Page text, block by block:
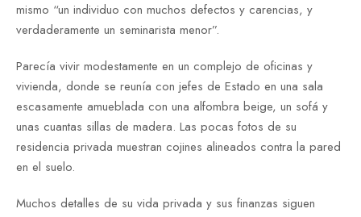
mismo “un individuo con muchos defectos y carencias, y
verdaderamente un seminarista menor”.
Parecía vivir modestamente en un complejo de oficinas y
vivienda, donde se reunía con jefes de Estado en una sala
escasamente amueblada con una alfombra beige, un sofá y
unas cuantas sillas de madera. Las pocas fotos de su
residencia privada muestran cojines alineados contra la pared
en el suelo.
Muchos detalles de su vida privada y sus finanzas siguen